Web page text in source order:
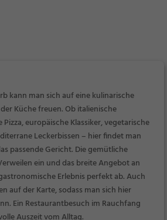
kann man sich auf eine kulinarische
Küche freuen. Ob italienische
europäische Klassiker, vegetarische
Leckerbissen – hier findet man
passende Gericht. Die gemütliche
ein und das breite Angebot an
Erlebnis perfekt ab. Auch
auf der Karte, sodass man sich hier
Ein Restaurantbesuch im Rauchfang